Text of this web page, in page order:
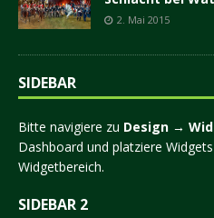
2. Mai 2015
SIDEBAR
Bitte navigiere zu Design →
Dashboard und platziere
Widgetbereich.
SIDEBAR 2